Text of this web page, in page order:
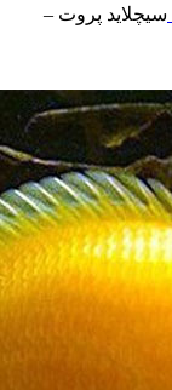
سیچلاید پروت –